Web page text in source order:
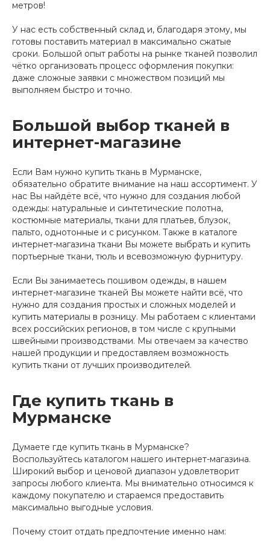
метров!
У нас есть собственный склад и, благодаря этому, мы
готовы поставить материал в максимально сжатые
сроки. Большой опыт работы на рынке тканей позволил
чётко организовать процесс оформления покупки:
даже сложные заявки с множеством позиций мы
выполняем быстро и точно.
Большой выбор тканей в
интернет-магазине
Если Вам нужно купить ткань в Мурманске,
обязательно обратите внимание на наш ассортимент. У
нас Вы найдёте всё, что нужно для создания любой
одежды: натуральные и синтетические полотна,
костюмные материалы, ткани для платьев, блузок,
пальто, однотонные и с рисунком. Также в каталоге
интернет-магазина ткани Вы можете выбрать и купить
портьерные ткани, тюль и всевозможную фурнитуру.
Если Вы занимаетесь пошивом одежды, в нашем
интернет-магазине тканей Вы можете найти всё, что
нужно для создания простых и сложных моделей и
купить материалы в розницу. Мы работаем с клиентами
всех российских регионов, в том числе с крупными
швейными производствами. Мы отвечаем за качество
нашей продукции и предоставляем возможность
купить ткани от лучших производителей.
Где купить ткань в
Мурманске
Думаете где купить ткань в Мурманске?
Воспользуйтесь каталогом нашего интернет-магазина.
Широкий выбор и ценовой диапазон удовлетворит
запросы любого клиента. Мы внимательно относимся к
каждому покупателю и стараемся предоставить
максимально выгодные условия.
Почему стоит отдать предпочтение именно нам: